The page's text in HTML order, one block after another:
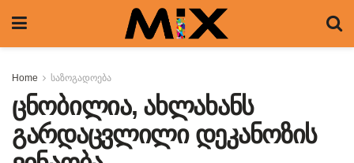
Home საზოგადოება
ცნობილია, ახლახანს
გარდაცვლილი დეკანოზის